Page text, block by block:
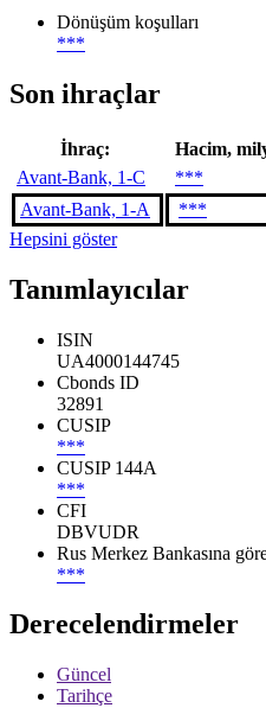
Dönüşüm koşulları
***
Son ihraçlar
İhraç: Hacim,
Avant-Bank, 1-C
***
Avant-Bank, 1-A
***
Hepsini göster
Tanımlayıcılar
ISIN
UA4000144745
Cbonds ID
32891
CUSIP
***
CUSIP 144A
***
CFI
DBVUDR
Rus Merkez Bankasına
***
Derecelendirmeler
Güncel
Tarihçe